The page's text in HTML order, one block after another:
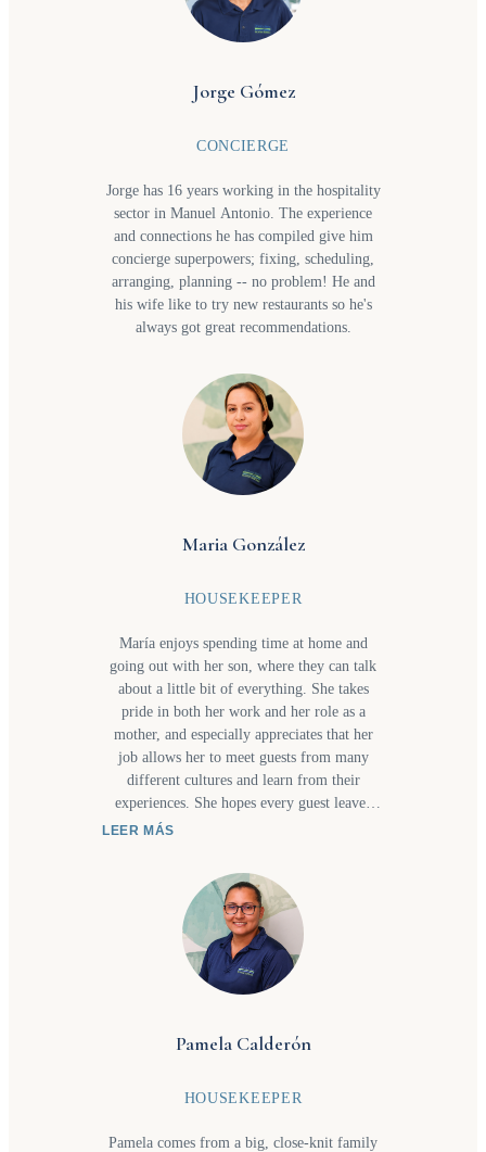
bring to every client's itinerary. Whether
planning a relaxing getaway, a family
memorable, and full of special moments.
Jorge Gómez
CONCIERGE
Jorge has 16 years working in the hospitality
sector in Manuel Antonio. The experience
and connections he has compiled give him
concierge superpowers; fixing, scheduling,
arranging, planning -- no problem! He and
his wife like to try new restaurants so he's
always got great recommendations.
Maria González
HOUSEKEEPER
María enjoys spending time at home and
going out with her son, where they can talk
about a little bit of everything. She takes
pride in both her work and her role as a
mother, and especially appreciates that her
job allows her to meet guests from many
different cultures and learn from their
experiences. She hopes every guest leaves
with a positive impression of the entire team,
the housekeeping staff who help make each
stay comfortable. Most of all, she hopes
guests return in the future and recommend us
to friends and family who would enjoy
discovering Costa Rica, and especially the
beauty of Manuel Antonio.
LEER MÁS
Pamela Calderón
HOUSEKEEPER
Pamela comes from a big, close-knit family